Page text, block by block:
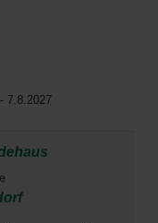
- 7.8.2027